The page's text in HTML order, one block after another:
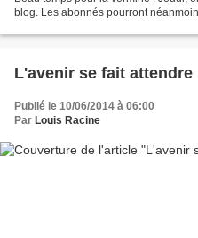
blog. Les abonnés pourront
L'avenir se fait attendre
Publié le 10/06/2014 à 06:00
Par Louis Racine